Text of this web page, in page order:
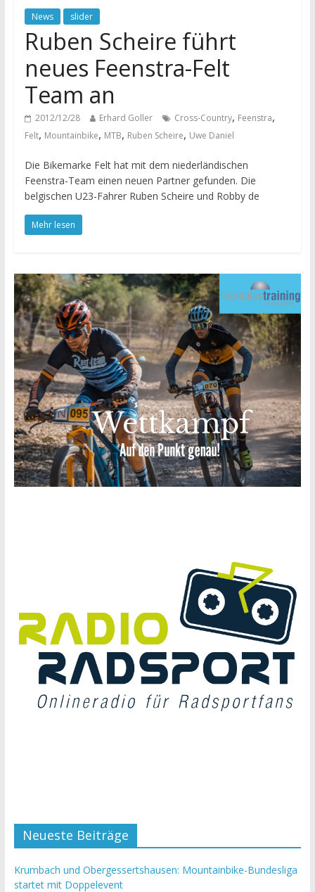
News slider
Ruben Scheire führt
neues Feenstra-Felt
Team an
2012/12/28 Erhard Goller Cross-Country, Feenstra,
Felt, Mountainbike, MTB, Ruben Scheire, Uwe Daniel
Die Bikemarke Felt hat mit dem niederländischen
Feenstra-Team einen neuen Partner gefunden. Die
belgischen U23-Fahrer Ruben Scheire und Robby de
Mehr lesen
Neueste Beiträge
Krumbach und Obergessertshausen: Mountainbike-Bundesliga
startet mit Doppelevent